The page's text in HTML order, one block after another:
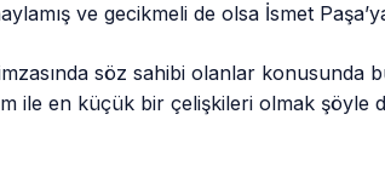
ve gecikmeli de olsa İsmet
imzasında söz sahibi olanlar konusunda
ile en küçük bir çelişkileri olmak şöyle